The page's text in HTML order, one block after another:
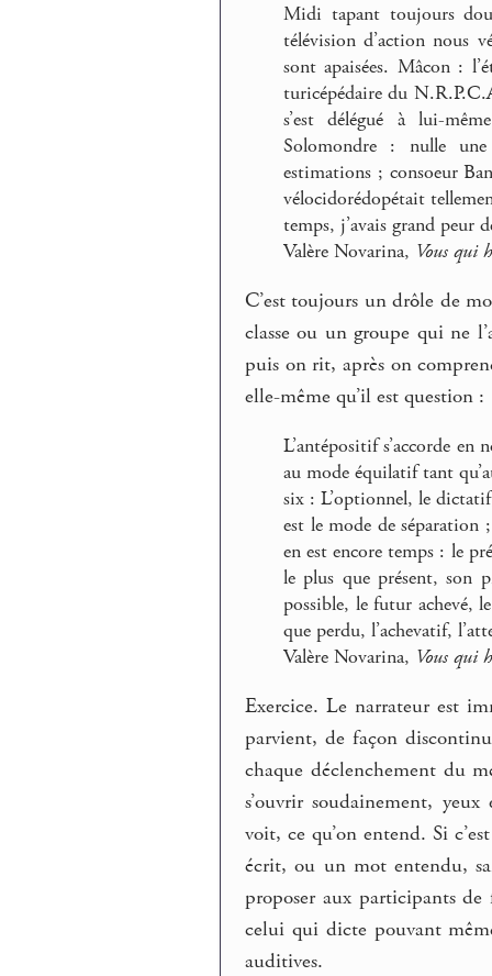
Midi tapant toujours
télévision d’action nous
sont apaisées. Mâcon :
turicépédaire du
s’est délégué à lui-
Solomondre : nulle
estimations ; consoeur
vélocidorédopétait
temps, j’avais grand peur
Valère Novarina, Vous qui
C’est toujours un drôle de
classe ou un groupe qui ne
puis on rit, après on
elle-même qu’il est question :
L’antépositif s’accorde
au mode équilatif tant
six : L’optionnel, le
est le mode de
en est encore temps : le
le plus que présent, son
possible, le futur achevé,
que perdu, l’achevatif,
Valère Novarina, Vous qui
Exercice. Le narrateur est
parvient, de façon
chaque déclenchement du
s’ouvrir soudainement,
voit, ce qu’on entend. Si
écrit, ou un mot entendu,
proposer aux participants
celui qui dicte pouvant
auditives.